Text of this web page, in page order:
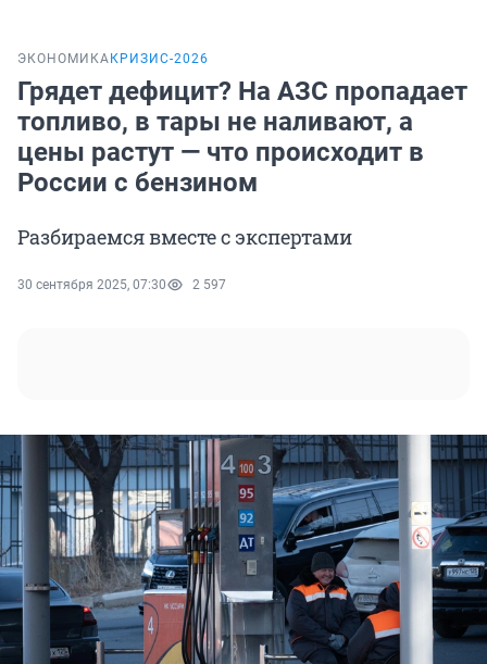
ЭКОНОМИКА КРИЗИС-2026
Грядет дефицит? На АЗС пропадает
топливо, в тары не наливают, а
цены растут — что происходит в
России с бензином
Разбираемся вместе с экспертами
30 сентября 2025, 07:30 2 597